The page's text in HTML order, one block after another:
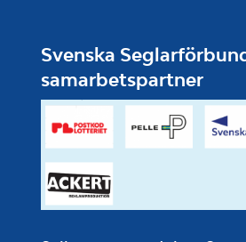
Svenska
samarbetspartner